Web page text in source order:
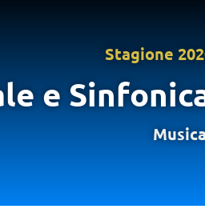
Stagione
e
Musica